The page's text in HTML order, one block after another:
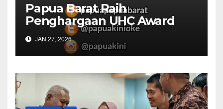
Papua Barat Raih
Penghargaan UHC Award
BPJS Kesehatan
JAN 27, 2026